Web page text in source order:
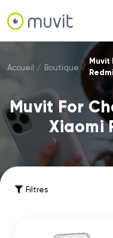
Accueil / Boutique /
Muvit For
Xiaomi
Filtres